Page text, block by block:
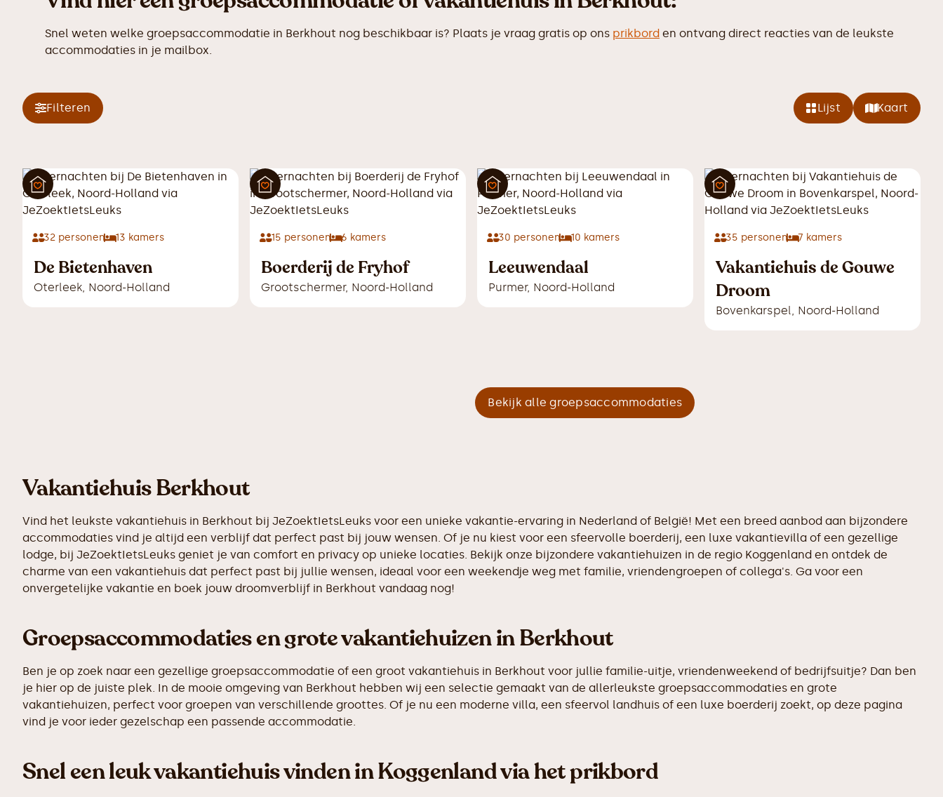
Snel weten welke groepsaccommodatie in Berkhout nog beschikbaar is? Plaats je vraag gratis op ons prikbord en ontvang direct reacties van de leukste
accommodaties in je mailbox.
Filteren Lijst Kaart
32 personen 13 kamers
De Bietenhaven
Oterleek, Noord-Holland
15 personen 6 kamers
Boerderij de Fryhof
Grootschermer, Noord-Holland
30 personen 10 kamers
Leeuwendaal
Purmer, Noord-Holland
35 personen 7 kamers
Vakantiehuis de Gouwe
Droom
Bovenkarspel, Noord-Holland
Bekijk alle groepsaccommodaties
Vakantiehuis Berkhout
Vind het leukste vakantiehuis in Berkhout bij JeZoektIetsLeuks voor een unieke vakantie-ervaring in Nederland of België! Met een breed aanbod aan bijzondere
accommodaties vind je altijd een verblijf dat perfect past bij jouw wensen. Of je nu kiest voor een sfeervolle boerderij, een luxe vakantievilla of een gezellige
lodge, bij JeZoektIetsLeuks geniet je van comfort en privacy op unieke locaties. Bekijk onze bijzondere vakantiehuizen in de regio Koggenland en ontdek de
charme van een vakantiehuis dat perfect past bij jullie wensen, ideaal voor een weekendje weg met familie, vriendengroepen of collega's. Ga voor een
onvergetelijke vakantie en boek jouw droomverblijf in Berkhout vandaag nog!
Groepsaccommodaties en grote vakantiehuizen in Berkhout
Ben je op zoek naar een gezellige groepsaccommodatie of een groot vakantiehuis in Berkhout voor jullie familie-uitje, vriendenweekend of bedrijfsuitje? Dan ben
je hier op de juiste plek. In de mooie omgeving van Berkhout hebben wij een selectie gemaakt van de allerleukste groepsaccommodaties en grote
vakantiehuizen, perfect voor groepen van verschillende groottes. Of je nu een moderne villa, een sfeervol landhuis of een luxe boerderij zoekt, op deze pagina
vind je voor ieder gezelschap een passende accommodatie.
Snel een leuk vakantiehuis vinden in Koggenland via het prikbord